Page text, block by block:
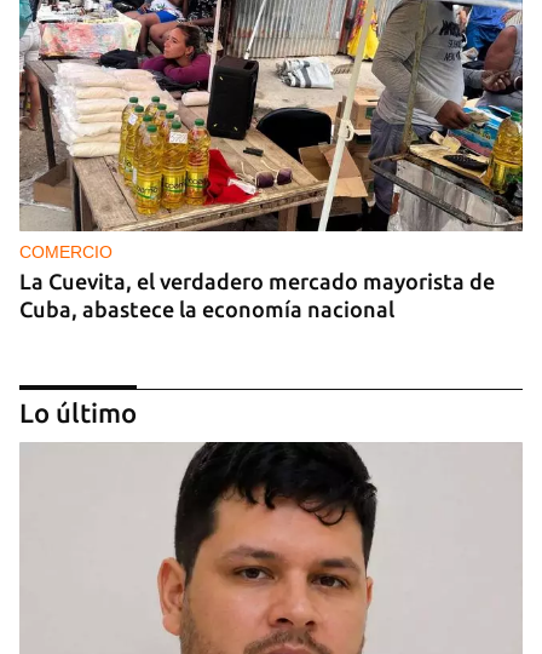
COMERCIO
La Cuevita, el verdadero mercado mayorista de
Cuba, abastece la economía nacional
Lo último